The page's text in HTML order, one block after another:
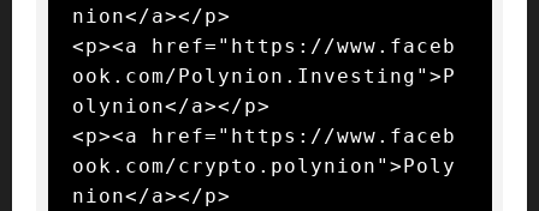
nion</a></p>
<p><a href="https://www.faceb
ook.com/Polynion.Investing">P
olynion</a></p>
<p><a href="https://www.faceb
ook.com/crypto.polynion">Poly
nion</a></p>